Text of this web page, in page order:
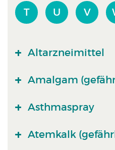
T U V
Altarzneimittel
Amalgam
Asthmaspray
Atemkalk